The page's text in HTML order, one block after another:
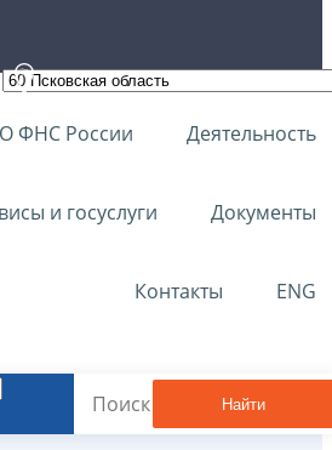
О ФНС России Деятельность
и госуслуги Документы
Контакты ENG
Найти